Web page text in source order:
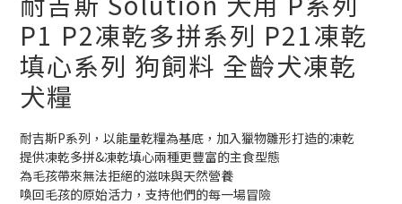
P1 P2凍乾多拼系列 P21凍乾
填心系列 狗飼料 全齡犬凍乾
犬糧
耐吉斯P系列，以能量乾糧為基底，加入獵物雛形打造的凍乾
提供凍乾多拼&凍乾填心兩種更豐富的主食型態
為毛孩帶來無法拒絕的滋味與天然營養
喚回毛孩的原始活力，支持他們的每一場冒險